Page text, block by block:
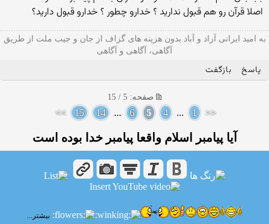
اصلا قرآن رو هم قبول ندارید ؟ خدارو چطور ؟ خدارو قبول دارید؟
به امید ایرانی آزاد و آباد بدون هزینه های گزاف از جان و جیب ملت از طریق
آگاهی، آگاهی و آگاهی
پاسخ بازگفت
صفحه: 5 / 15
<<
1
...
4
5
6
...
14
15
>>
آیا پیامبر اسلام واقعا پیامبر خدا بوده است
بیشتر...